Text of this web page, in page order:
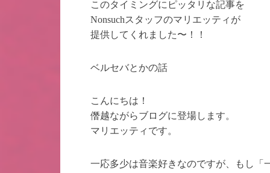
このタイミングにピッタリな記事を
Nonsuchスタッフのマリエッティが
提供してくれました〜！！
ベルセバとかの話
こんにちは！
僭越ながらブログに登場します。
マリエッティです。
一応多少は音楽好きなのですが、もし「